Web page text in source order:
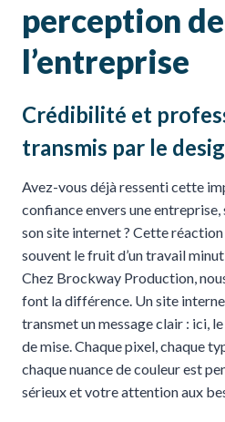
perception de
l’entreprise
Crédibilité et
transmis par le
Avez-vous déjà ressenti cette
confiance envers une
son site internet ? Cette
souvent le fruit d’un travail
Chez Brockway Production,
font la différence. Un site
transmet un message clair : ici, le
de mise. Chaque pixel, chaque
chaque nuance de couleur est
sérieux et votre attention aux